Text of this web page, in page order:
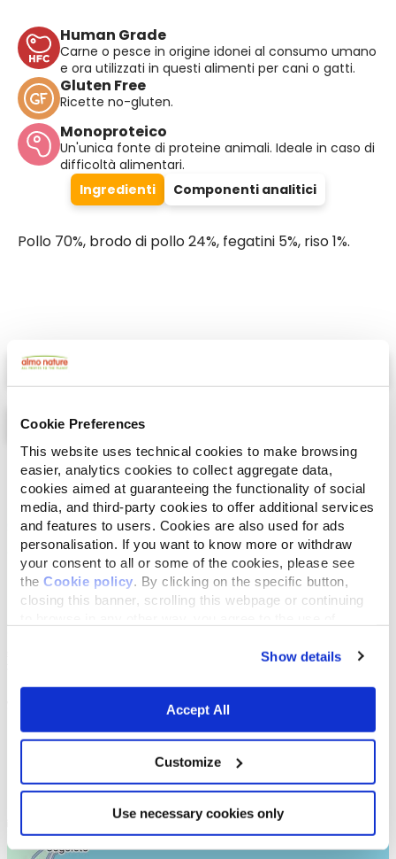
Cookie Preferences
This website uses technical cookies to make browsing
easier, analytics cookies to collect aggregate data,
cookies aimed at guaranteeing the functionality of social
media, and third-party cookies to offer additional services
and features to users. Cookies are also used for ads
personalisation. If you want to know more or withdraw
your consent to all or some of the cookies, please see
the Cookie policy . By clicking on the specific button,
closing this banner, scrolling this webpage or continuing
Show details
Accept All
Customize
Use necessary cookies only
Human Grade
Carne o pesce in origine idonei al consumo umano
e ora utilizzati in questi alimenti per cani o gatti.
Gluten Free
Ricette no-gluten.
Monoproteico
Un'unica fonte di proteine animali. Ideale in caso di
difficoltà alimentari.
Ingredienti
Componenti analitici
Pollo 70%, brodo di pollo 24%, fegatini 5%, riso 1%.
Select a tab
Lista Mappa